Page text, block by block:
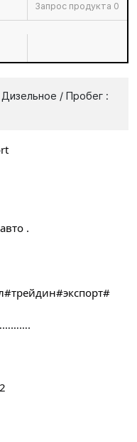
Запрос продукта 0
/ Пробег :
.